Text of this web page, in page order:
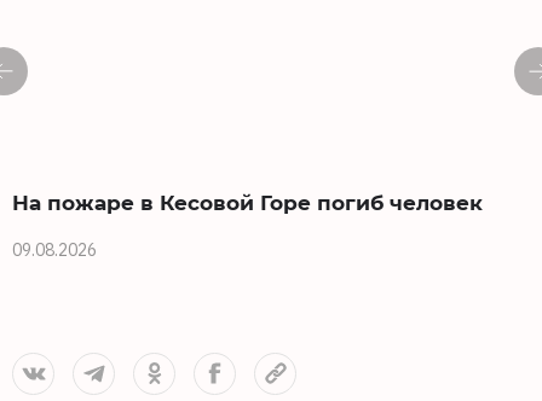
На пожаре в Кесовой Горе погиб человек
09.08.2026